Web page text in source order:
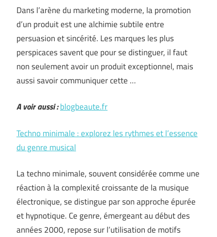
Dans l’arène du marketing moderne, la promotion
d’un produit est une alchimie subtile entre
persuasion et sincérité. Les marques les plus
perspicaces savent que pour se distinguer, il faut
non seulement avoir un produit exceptionnel, mais
aussi savoir communiquer cette …
A voir aussi :blogbeaute.fr
Techno minimale : explorez les rythmes et l’essence
du genre musical
La techno minimale, souvent considérée comme une
réaction à la complexité croissante de la musique
électronique, se distingue par son approche épurée
et hypnotique. Ce genre, émergeant au début des
années 2000, repose sur l’utilisation de motifs